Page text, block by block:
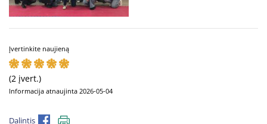
Įvertinkite naujieną
(2 įvert.)
Informacija atnaujinta 2026-05-04
Dalintis